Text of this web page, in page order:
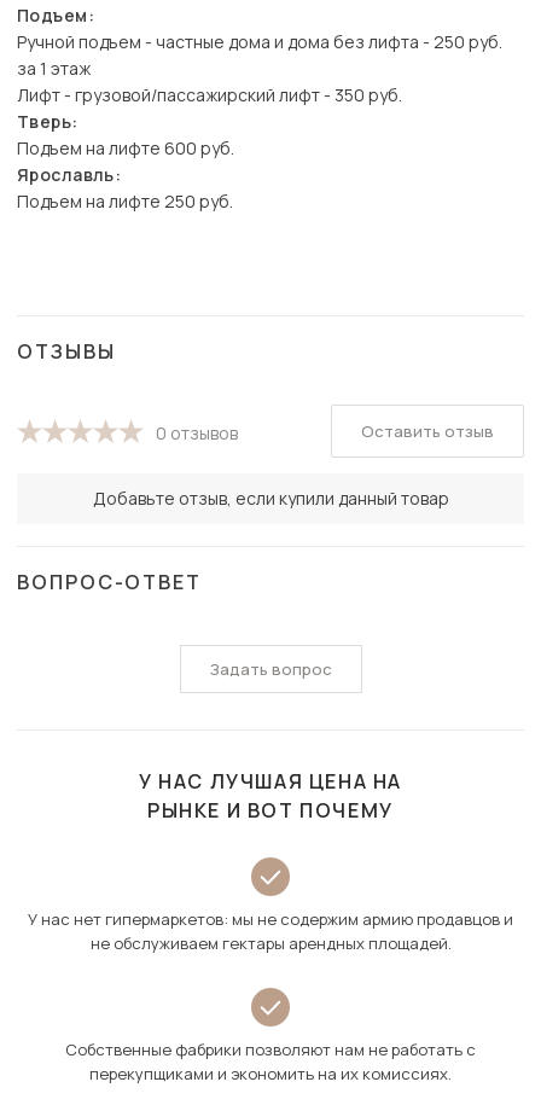
Подъем:
Ручной подъем - частные дома и дома без лифта - 250 руб.
за 1 этаж
Лифт - грузовой/пассажирский лифт - 350 руб.
Тверь:
Подъем на лифте 600 руб.
Ярославль:
Подъем на лифте 250 руб.
ОТЗЫВЫ
0 отзывов
Добавьте отзыв, если купили данный товар
Оставить отзыв
ВОПРОС-ОТВЕТ
Задать вопрос
У НАС ЛУЧШАЯ ЦЕНА НА
РЫНКЕ И ВОТ ПОЧЕМУ
У нас нет гипермаркетов: мы не содержим армию продавцов и
не обслуживаем гектары арендных площадей.
Собственные фабрики позволяют нам не работать с
перекупщиками и экономить на их комиссиях.